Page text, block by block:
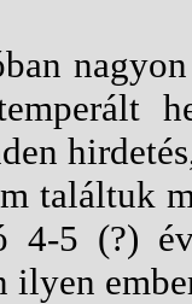
találtuk
4-5 (?)
ilyen